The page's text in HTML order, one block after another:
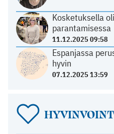
Kosketuksella
parantamisessa
11.12.2025 09:58
Espanjassa
hyvin
07.12.2025 13:59